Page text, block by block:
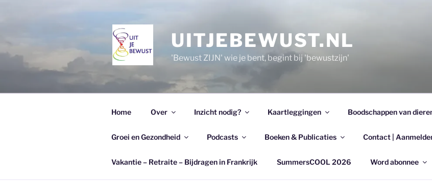
UITJEBEWUST.NL
'Bewust ZIJN' wie je bent, begint bij 'bewustzijn'
Home Over Inzicht nodig? Kaartleggingen Boodschappen van
Groei en Gezondheid Podcasts Boeken & Publicaties Contact |
Vakantie – Retraite – Bijdragen in Frankrijk SummersCOOL 2026 Word abonnee